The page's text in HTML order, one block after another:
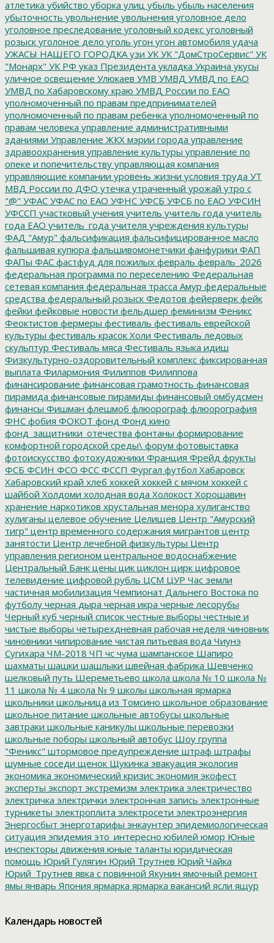
атлетика убийство уборка улиц убыль убыль населения
убыточность увольнение увольнения уголовное дело
уголовное преследование уголовный кодекс уголовный
розыск уголоное дело уголь угон угон автомобиля удача
УЖАСЫ НАШЕГО ГОРОДКА узи УК УК "ДомСтроСервис" УК
"Монарх" УК РФ указ Президента укладка Украина укусы
уличное освещение Улюкаев УМВ УМВД УМВД по ЕАО
УМВД по Хабаровскому краю УМВД России по ЕАО
уполномоченный по правам предпринимателей
уполномоченный по правам ребенка уполномоченный по
правам человека управление административными
зданиями Управление ЖКХ мэрии города управление
здравоохранения управление культуры управление по
опеке и попечительству управляющая компания
управляющие компании уровень жизни условия труда УТ
МВД России по ДФО утечка утраченный урожай утро с
"@" УФАС УФАС по ЕАО УФНС УФСБ УФСБ по ЕАО УФСИН
УФССП участковый учения учитель учитель года учитель
года ЕАО учитель_года учителя учреждения культуры
ФАД "Амур" фальсификация фальсифицированное масло
фальшивая купюра фальшивомонетчики фанфурики ФАП
ФАПы ФАС фастфуд для пожилых февраль февраль_2026
федеральная программа по переселению Федеральная
сетевая компания федеральная трасса Амур федеральные
средства федеральный розыск Федотов фейерверк фейк
фейки фейковые новости фельдшер феминизм Феникс
Феоктистов фермеры фестиваль фестиваль еврейской
культуры фестиваль красок Холи Фестиваль ледовых
скульптур Фестиваль мяса Фестиваль языка идиш
Физкультурно-оздоровительный комплекс фиксированная
выплата Филармония Филиппов Филиппова
финансирование финансовая грамотность финансовая
пирамида финансовые пирамиды финансовый омбудсмен
финансы Фишман флешмоб флюорограф флюорография
ФНС фобия ФОКОТ фонд Фонд кино
фонд_защитники_отечества фонтаны формирование
комфортной городской среды\ форум фотовыставка
фотоискусство фотохудожники Франция Фрейд фрукты
ФСБ ФСИН ФСО ФСС ФССП Фургал футбол Хабаровск
Хабаровский край хлеб хоккей хоккей с мячом хоккей с
шайбой Холдоми холодная вода Холокост Хорошавин
хранение наркотиков хрустальная менора хулиганство
хулиганы целевое обучение Целищев Центр "Амурский
тигр" центр временного содержания мигрантов центр
занятости Центр лечебной физкультуры Центр
управления регионом центральное водоснабжение
Центральный Банк цены цик циклон цирк цифровое
телевидение цифровой рубль ЦСМ ЦУР Час земли
частичная мобилизация Чемпионат Дальнего Востока по
футболу черная дыра черная икра черные лесорубы
Черный куб черный список честные выборы честные и
чистые выборы четырехдневная рабочая неделя чиновник
чиновники чипирование чистая питьевая вода Чиунэ
Сугихара ЧМ-2018 ЧП чс чума шампанское Шапиро
шахматы шашки шашлыки швейная фабрика Шевченко
шелковый путь Шереметьево школа школа № 10 школа №
11 школа № 4 школа № 9 школы школьная ярмарка
школьники школьница из Томсино школьное образование
школьное питание школьные автобусы школьные
завтраки школьные каникулы школьные перевозки
школьные поборы школьный автобус Шоу группа
"Феникс" штормовое предупреждение штраф штрафы
шумные соседи щенок Щукинка эвакуация экология
экономика экономический кризис экономия экофест
эксперты экспорт экстремизм электрика электричество
электричка электрички электронная запись электронные
турникеты электроплита электросети электроэнергия
Энергосбыт энерготарифы энкаунтер эпидемиологическая
ситуация эпидемия это_интересно юбилей юмор Юные
инспекторы движения юные таланты юридическая
помощь Юрий Гулягин Юрий Трутнев Юрий Чайка
Юрий_Трутнев явка с повинной Якунин ямочный ремонт
ямы январь Япония ярмарка ярмарка вакансий ясли ящур
Календарь новостей